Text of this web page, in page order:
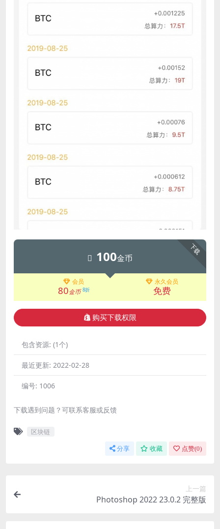
下载
100金币
会员
80金币 8折
永久会员
免费
购买下载权限
包含资源: (1个)
最近更新: 2022-02-28
编号: 1006
下载遇到问题？可联系客服或反馈
区块链
分享 收藏 点赞(0)
上一篇
Photoshop 2022 23.0.2 完整版